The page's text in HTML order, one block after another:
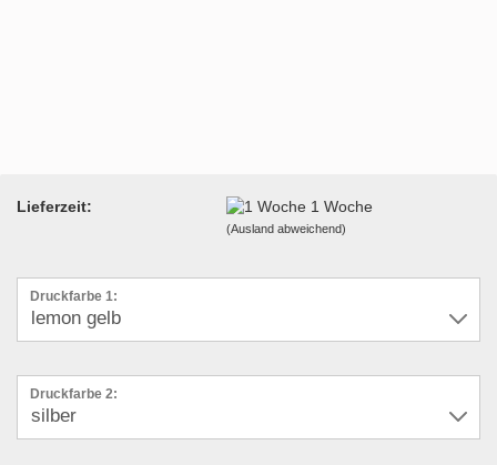
Lieferzeit: 1 Woche
(Ausland abweichend)
Druckfarbe 1:
Druckfarbe 2: